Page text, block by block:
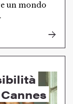
un mondo